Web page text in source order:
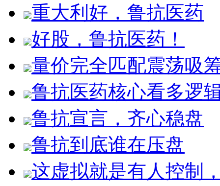
重大利好，鲁抗医药
好股，鲁抗医药！
量价完全匹配震荡吸
鲁抗医药核心看多逻
鲁抗宣言，齐心稳盘
鲁抗到底谁在压盘
这虚拟就是有人控制